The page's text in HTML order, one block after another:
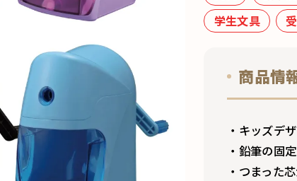
学生文具
商品情
・キッズデ
・鉛筆の固
・つまった